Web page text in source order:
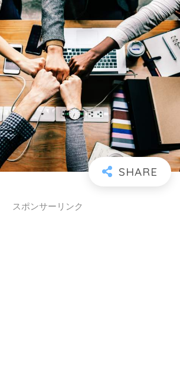
スポンサーリンク